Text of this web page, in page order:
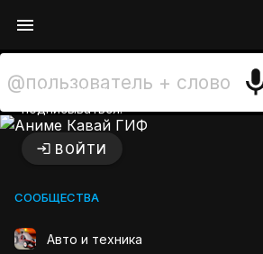
комментировать и
подписываться.
ВОЙТИ
СООБЩЕСТВА
Авто и техника
Аниме Кавай ГИФ